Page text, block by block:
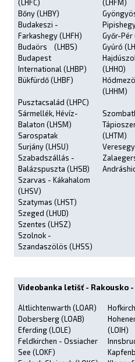
(LHFC)
Bőny (LHBY)
Budakeszi -
Farkashegy (LHFH)
Budaörs (LHBS)
Budapest
International (LHBP)
Bükfürdő (LHBF)
Pusztacsalád (LHPC)
Sármellék, Hévíz-
Balaton (LHSM)
Sarospatak
Surjány (LHSU)
Szabadszállás -
Balázspuszta (LHSB)
Szarvas - Kákahalom
(LHSV)
Szatymas (LHST)
Szeged (LHUD)
Szentes (LHSZ)
Szolnok -
Szandaszölös (LHSS)
(LHFM)
Győr-Pér
Gyúró
(LHHO)
(LHHM)
(LHTM)
Videobanka letišť - Rakousko
Altlichtenwarth (LOAR)
Dobersberg (LOAB)
Eferding (LOLE)
Feldkirchen - Ossiacher
See (LOKF)
(LOIH)